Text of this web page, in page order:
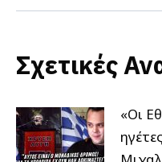
Σχετικές
«Οι